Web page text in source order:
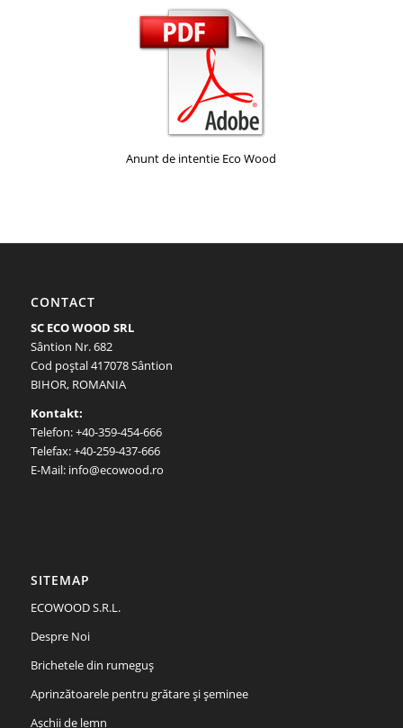
Anunt de intentie Eco Wood
CONTACT
SC ECO WOOD SRL
Sântion Nr. 682
Cod poştal 417078 Sântion
BIHOR, ROMANIA
Kontakt:
Telefon: +40-359-454-666
Telefax: +40-259-437-666
E-Mail: info@ecowood.ro
SITEMAP
ECOWOOD S.R.L.
Despre Noi
Brichetele din rumeguș
Aprinzătoarele pentru grătare și șeminee
Aşchii de lemn